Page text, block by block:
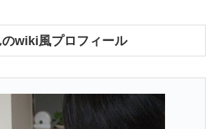
wiki風プロフィール